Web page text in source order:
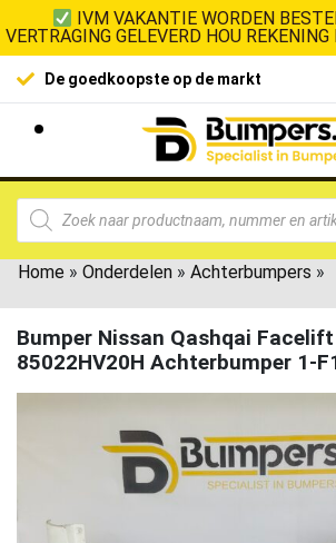
IVM VAKANTIE WORDEN
VERTRAGING GELEVERD HOU
De goedkoopste op de markt
Home » Onderdelen » Achterbumpers »
Bumper Nissan Qashqai
85022HV20H Achterbumper 1-